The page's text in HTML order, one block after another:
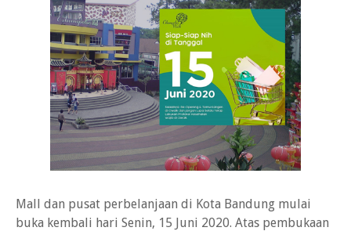
Mall dan pusat perbelanjaan di Kota Bandung mulai
buka kembali hari Senin, 15 Juni 2020. Atas pembukaan